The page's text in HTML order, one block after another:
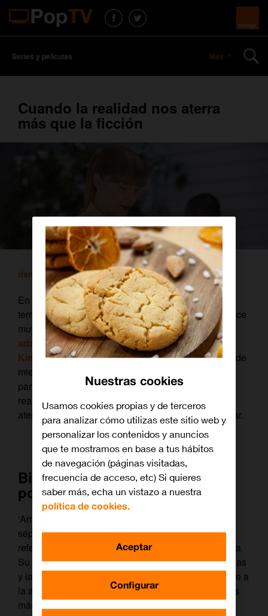
Series y películas Más
Cuando la realidad nos aterra
más que la ficción
daniel / 8 septiembre, 2017
En Pop TV somos grandes fans de las películas de
terror y de los thrillers psicológicos. Por ejemplo, hace
muy poco te recomendábamos‘Las 5 mejores
adaptaciones al cine de las novelas de Stephen
King’
. Sí, nos gusta pasar miedo… cualquier clase de
miedo, porque más allá de monstruos y situaciones
paranormales, si nos paramos a pensarlo, nuestra
realidad cotidiana también puede ser bastante
aterradora. Con este artículo te lo vamos a demostrar.
Bienvenido a la era de la
posverdad
‘American Horror Story’ está a punto de estrenar
séptima temporada y ya se ha convertido en un
referente del género de terror en la pequeña pantalla.
Su particular brutalidad visual, sus historias retorcidas
y la originalidad de una temporada siempre diferente a
la anterior, han mantenido a esta serie en una de las
más frescas que se pueden encontrar en televisión.
Nuestras cookies
Usamos cookies propias y de terceros
para analizar cómo utilizas este sitio web y
personalizar los contenidos y anuncios
que te mostramos en base a tus hábitos
de navegación (páginas visitadas,
frecuencia de acceso, etc) Si quieres
saber más, echa un vistazo a nuestra
política de cookies.
Configurar
Aceptar